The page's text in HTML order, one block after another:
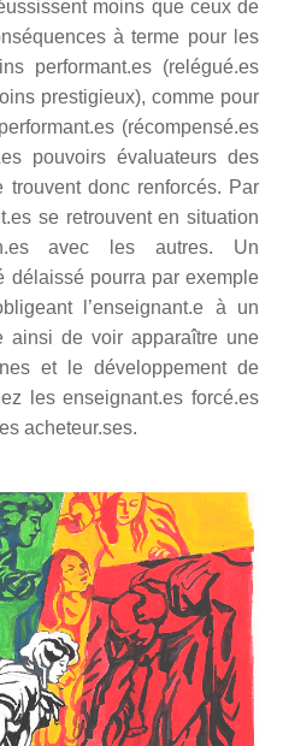
moins que ceux de
à terme pour les
performant.es (relégué.es
prestigieux), comme pour
es (récompensé.es
pouvoirs évaluateurs des
trouvent donc renforcés. Par
esse retrouventen situation
es avec les autres. Un
délaissé pourra par exemple
l’enseignant.e à un
ainsi de voir apparaître une
et le développement de
les enseignant.esforcé.es
acheteur.ses.